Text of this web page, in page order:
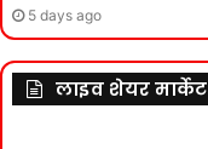
5 days ago
लाइव शेयर मार्केट